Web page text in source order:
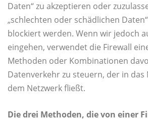
Daten“ zu akzeptieren oder
„schlechten oder schädlichen
blockiert werden. Wenn wir jedoch
eingehen, verwendet die Firewall
Methoden oder Kombinationen
Datenverkehr zu steuern, der in das
dem Netzwerk fließt.
Die drei Methoden, die von einer